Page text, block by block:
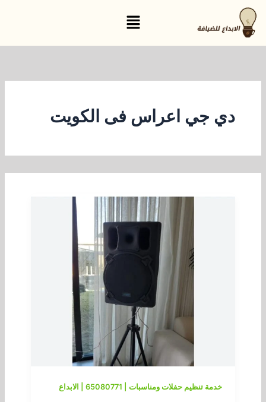
تخطي
إلى
المحتوى
القائمة
دي جي اعراس فى الكويت
خدمة تنظيم حفلات ومناسبات | 65080771 | الابداع